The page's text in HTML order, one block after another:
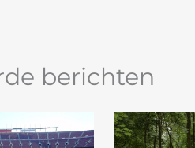
berichten